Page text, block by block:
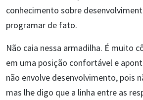
conhecimento sobre
programar de fato.
Não caia nessa armadilha. É muito
em uma posição confortável e
não envolve desenvolvimento, pois
mas lhe digo que a linha entre as